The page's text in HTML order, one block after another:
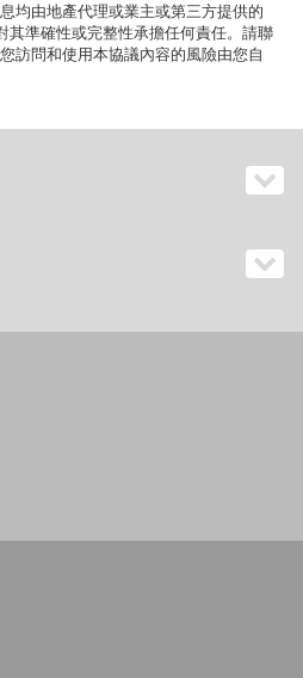
均由地產代理或業主或第三方提供的
其準確性或完整性承擔任何責任。請聯
訪問和使用本協議內容的風險由您自